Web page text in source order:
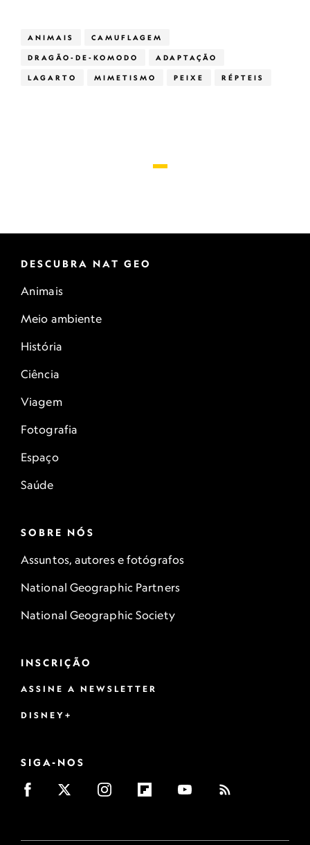
ANIMAIS CAMUFLAGEM
DRAGÃO-DE-KOMODO ADAPTAÇÃO
LAGARTO MIMETISMO PEIXE RÉPTEIS
DESCUBRA NAT GEO
Animais
Meio ambiente
História
Ciência
Viagem
Fotografia
Espaço
Saúde
SOBRE NÓS
Assuntos, autores e fotógrafos
National Geographic Partners
National Geographic Society
INSCRIÇÃO
ASSINE A NEWSLETTER
DISNEY+
SIGA-NOS